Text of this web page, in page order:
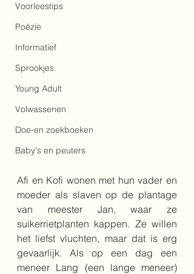
Voorleestips
Poëzie
Informatief
Sprookjes
Young Adult
Volwassenen
Doe-en zoekboeken
Baby's en peuters
Afi en Kofi wonen met hun vader en
moeder als slaven op de plantage
van meester Jan, waar ze
suikerrietplanten kappen. Ze willen
het liefst vluchten, maar dat is erg
gevaarlijk. Als op een dag een
meneer Lang (een lange meneer)